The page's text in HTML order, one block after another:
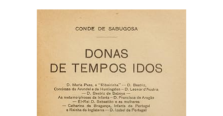
Browse Collections